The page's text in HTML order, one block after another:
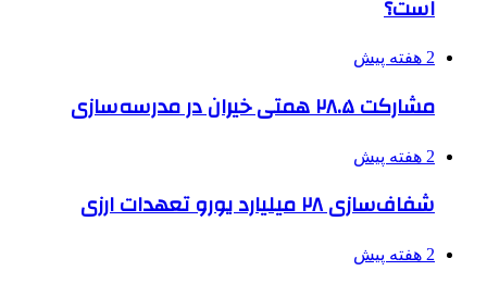
است؟
2 هفته پیش
مشارکت ۲۸.۵ همتی خیران در مدرسه‌سازی
2 هفته پیش
شفاف‌سازی ۲۸ میلیارد یورو تعهدات ارزی
2 هفته پیش